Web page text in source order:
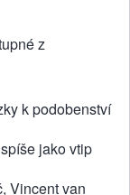
z
k podobenství
jako vtip
Vincent van